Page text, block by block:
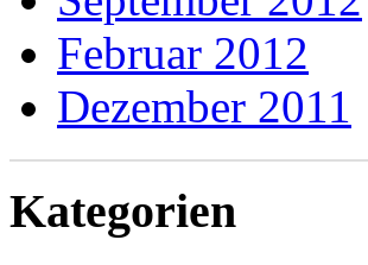
Februar 2012
Dezember 2011
Kategorien